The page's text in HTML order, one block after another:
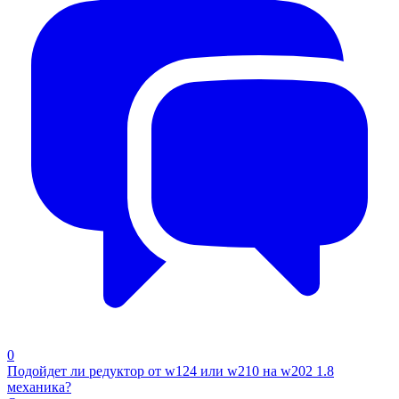
0
Подойдет ли редуктор от w124 или w210 на w202 1.8
механика?